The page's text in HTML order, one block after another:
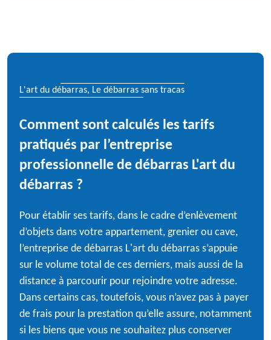
L'art du débarras, Le débarras sans tracas
Comment sont calculés les tarifs
pratiqués par l’entreprise
professionnelle de débarras L'art du
débarras ?
Pour établir ses tarifs, dans le cadre d’enlèvement
d’objets dans votre appartement, grenier ou cave,
l’entreprise de débarras L'art du débarras s’appuie
sur le volume total de ces derniers, mais aussi de la
distance à parcourir pour rejoindre votre adresse.
Dans certains cas, toutefois, vous n’avez pas à payer
de frais pour la prestation qu’elle assure, notamment
si les biens que vous ne souhaitez plus conserver